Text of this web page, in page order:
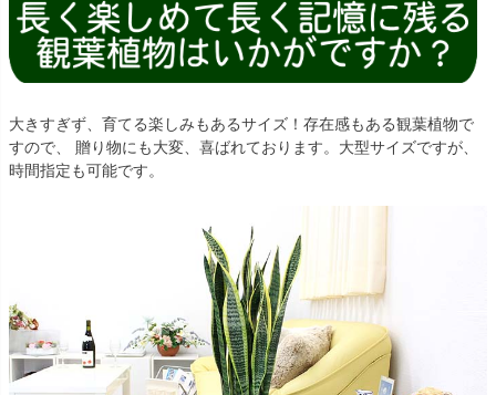
大きすぎず、育てる楽しみもあるサイズ！存在感もある観葉植物で
すので、 贈り物にも大変、喜ばれております。大型サイズですが、
時間指定も可能です。